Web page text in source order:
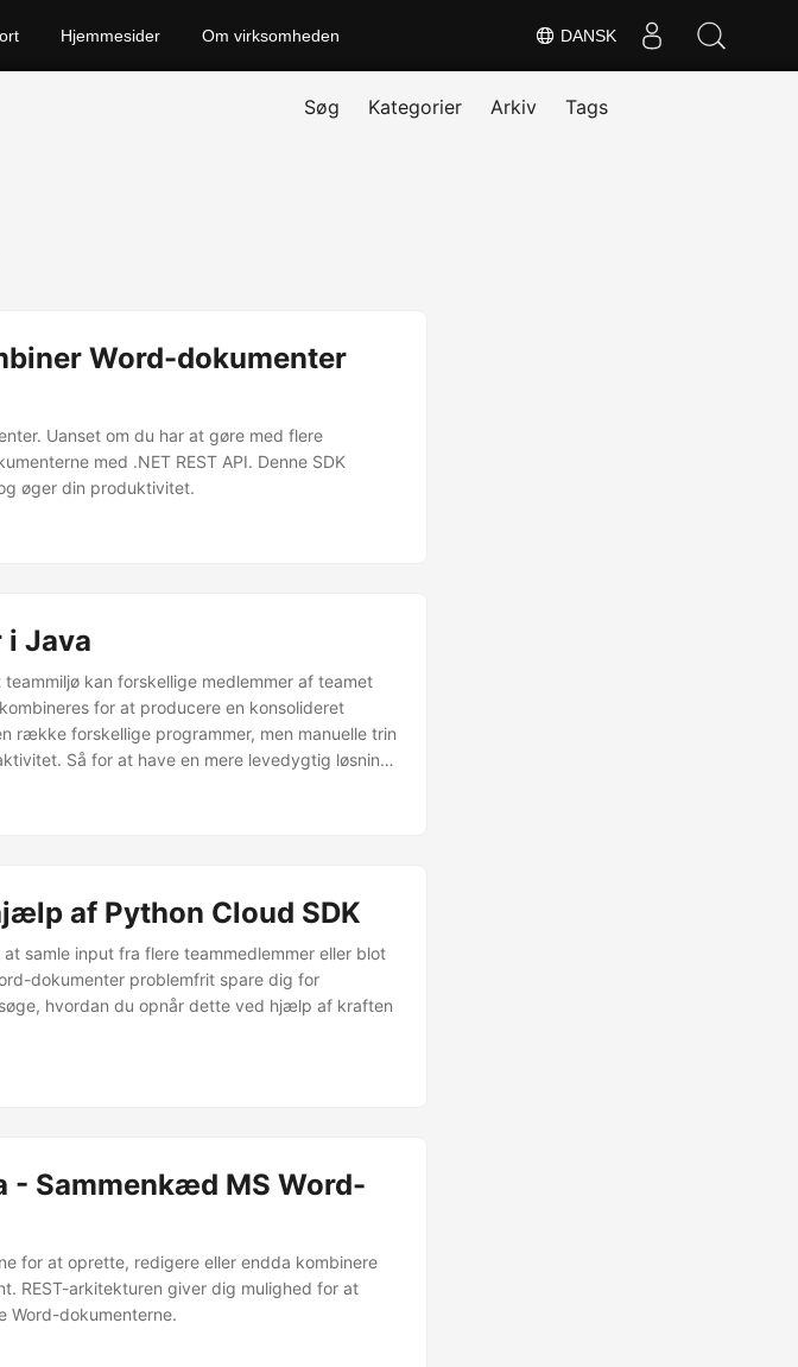
DANSK
Hjemmesider Om virksomheden
Søg Kategorier Arkiv Tags
Word-dokumenter
Uanset om du har at gøre med flere
med .NET REST API. Denne SDK
øger din produktivitet.
i Java
kan forskellige medlemmer af teamet
for at producere en konsolideret
række forskellige programmer, men manuelle trin
Så for at have en mere levedygtig løsning,
word-dokumenter ved hjælp af Java SDK.
af Python Cloud SDK
samle input fra flere teammedlemmer eller blot
dokumenter problemfrit spare dig for
hvordan du opnår dette ved hjælp af kraften
- Sammenkæd MS Word-
for at oprette, redigere eller endda kombinere
REST-arkitekturen giver dig mulighed for at
Word-dokumenterne.